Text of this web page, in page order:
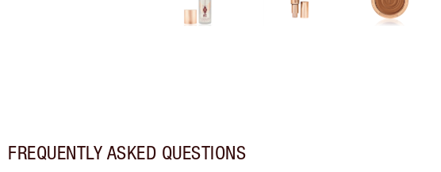
FREQUENTLY ASKED QUESTIONS